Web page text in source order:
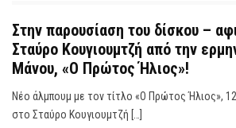
Στην παρουσίαση του δίσκου –
Σταύρο Κουγιουμτζή από την
Μάνου, «Ο Πρώτος Ήλιος»!
Νέο άλμπουμ με τον τίτλο «Ο Πρώτος Ήλιος»,
στο Σταύρο Κουγιουμτζή […]